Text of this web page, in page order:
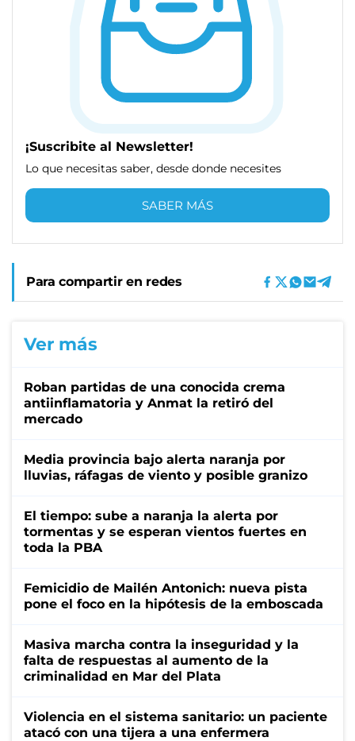
¡Suscribite al Newsletter!
Lo que necesitas saber, desde donde necesites
SABER MÁS
Para compartir en redes
Ver más
Roban partidas de una conocida crema
antiinflamatoria y Anmat la retiró del
mercado
Media provincia bajo alerta naranja por
lluvias, ráfagas de viento y posible granizo
El tiempo: sube a naranja la alerta por
tormentas y se esperan vientos fuertes en
toda la PBA
Femicidio de Mailén Antonich: nueva pista
pone el foco en la hipótesis de la emboscada
Masiva marcha contra la inseguridad y la
falta de respuestas al aumento de la
criminalidad en Mar del Plata
Violencia en el sistema sanitario: un paciente
atacó con una tijera a una enfermera